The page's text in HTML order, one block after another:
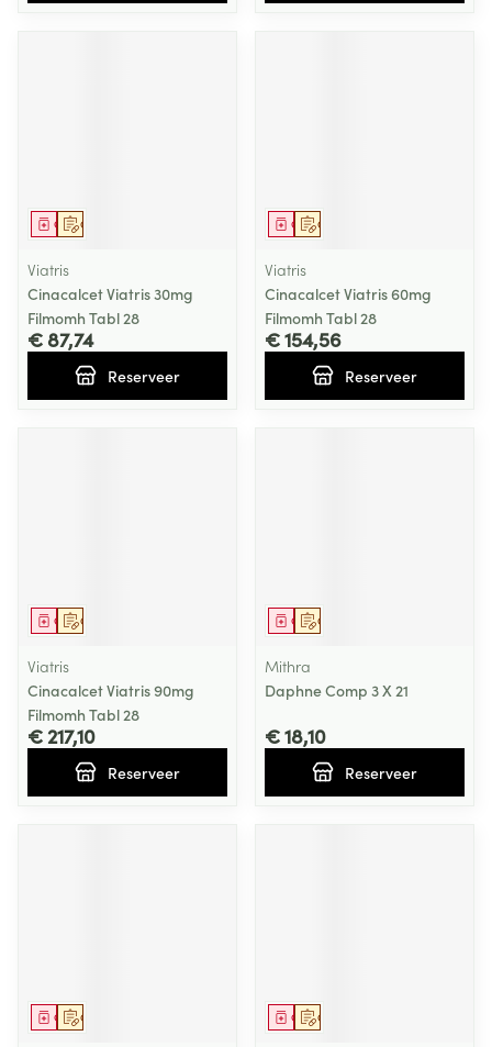
Op voorschrift
Geneesmiddel
Viatris
Cinacalcet Viatris 30mg
Filmomh Tabl 28
€ 87,74
Reserveer
Op voorschrift
Geneesmiddel
Viatris
Cinacalcet Viatris 60mg
Filmomh Tabl 28
€ 154,56
Reserveer
Op voorschrift
Geneesmiddel
Viatris
Cinacalcet Viatris 90mg
Filmomh Tabl 28
€ 217,10
Reserveer
Op voorschrift
Geneesmiddel
Mithra
Daphne Comp 3 X 21
€ 18,10
Reserveer
Op voorschrift
Geneesmiddel Op voorschrift
Geneesmiddel